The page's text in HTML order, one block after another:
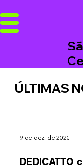
ÚLTIMAS
9 de dez. de 2020
DEDICATTO